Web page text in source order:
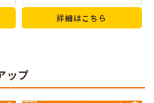
詳細はこちら
ップ